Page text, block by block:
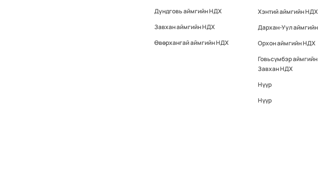
Дундговь аймгийн НДХ
Завхан аймгийн НДХ
Өвөрхангай аймгийн НДХ
Хэнтий аймгийн НДХ
Дархан-Уул
Орхон аймгийн НДХ
Говьсүмбэр
Завхан НДХ
Нүүр
Нүүр